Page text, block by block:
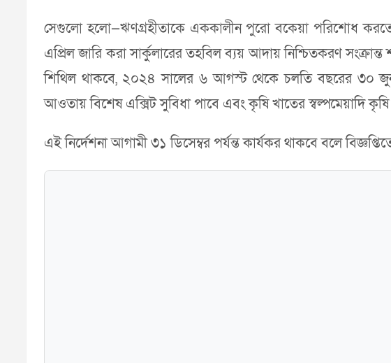
সেগুলো হলো—ঋণগ্রহীতাকে এককালীন পুরো বকেয়া পরিশোধ
এপ্রিল জারি করা সার্কুলারের তহবিল ব্যয় আদায় নিশ্চিতকরণ
শিথিল থাকবে, ২০২৪ সালের ৬ আগস্ট থেকে চলতি বছরের ৩০ জুন
আওতায় বিশেষ এক্সিট সুবিধা পাবে এবং কৃষি খাতের স্বল্পমেয়াদি
এই নির্দেশনা আগামী ৩১ ডিসেম্বর পর্যন্ত কার্যকর থাকবে বলে